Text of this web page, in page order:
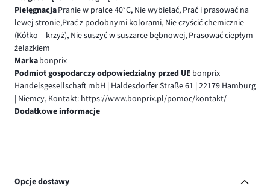
PielęgnacjaPranie w pralce 40°C, Nie wybielać, Prać i prasować na
lewej stronie,Prać z podobnymi kolorami, Nie czyścić chemicznie
(Kółko – krzyż), Nie suszyć w suszarce bębnowej, Prasować ciepłym
żelazkiem
Markabonprix
Podmiot gospodarczy odpowiedzialny przed UE bonprix
Handelsgesellschaft mbH | Haldesdorfer Straße 61 | 22179 Hamburg
| Niemcy, Kontakt: https://www.bonprix.pl/pomoc/kontakt/
Dodatkowe informacje
Opcje dostawy